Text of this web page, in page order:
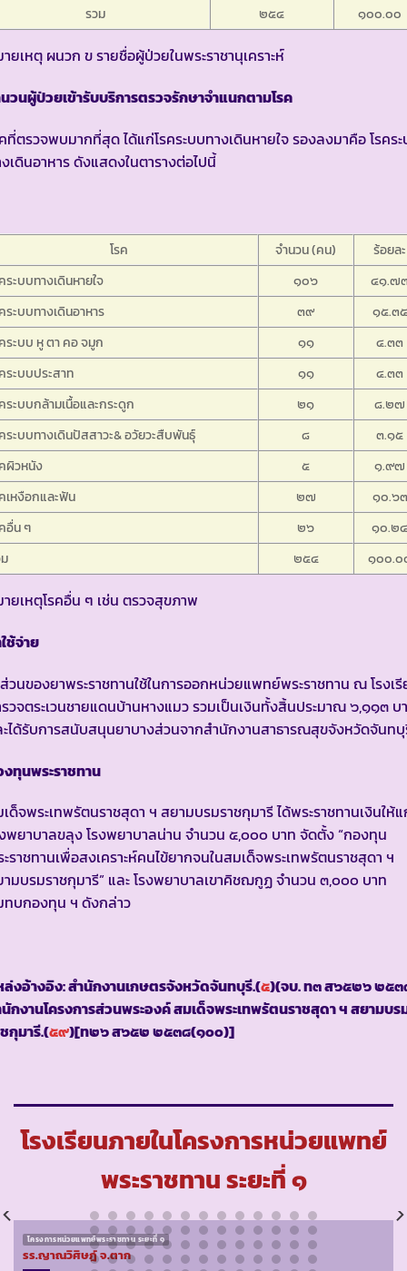
รวม ๒๕๔ ๑๐๐.๐๐
ยเหตุ ผนวก ข รายชื่อผู้ป่วยในพระราชานุเคราะห์
วนผู้ป่วยเข้ารับบริการตรวจรักษาจำแนกตามโรค
ที่ตรวจพบมากที่สุด ได้แก่โรคระบบทางเดินหายใจ รองลงมาคือ โรคร
เดินอาหาร ดังแสดงในตารางต่อไปนี้
โรค จำนวน (คน)
ร้อยละ
ระบบทางเดินหายใจ
๑๐๖
๔๑.๗
ระบบทางเดินอาหาร
๓๙
๑๕.๓๕
ระบบ หู ตา คอ จมูก
๑๑
๔.๓๓
ระบบประสาท
๑๑
๔.๓๓
ระบบกล้ามเนื้อและกระดูก
๒๑
๘.๒๗
ระบบทางเดินปัสสาวะ& อวัยวะสืบพันธุ์
๘
๓.๑๕
ผิวหนัง
๕
๑.๙๗
เหงือกและฟัน
๒๗
๑๐.๖๓
อื่น ๆ
๒๖
๑๐.๒
๒๕๔ ๑๐๐.๐
ยเหตุโรคอื่น ๆ เช่น ตรวจสุขภาพ
ช้จ่าย
วนของยาพระราชทานใช้ในการออกหน่วยแพทย์พระราชทาน ณ โรงเ
วจตระเวนชายแดนบ้านหางแมว รวมเป็นเงินทั้งสิ้นประมาณ ๖,๑๑๓ บ
ได้รับการสนับสนุนยาบางส่วนจากสำนักงานสาธารณสุขจังหวัดจันท
ทุนพระราชทาน
ด็จพระเทพรัตนราชสุดา ฯ สยามบรมราชกุมารี ได้พระราชทานเงินให้
พยาบาลขลุง โรงพยาบาลน่าน จำนวน ๕,๐๐๐ บาท จัดตั้ง “กองทุน
ราชทานเพื่อสงเคราะห์คนไข้ยากจนในสมเด็จพระเทพรัตนราชสุดา ฯ
มบรมราชกุมารี” และ โรงพยาบาลเขาคิชฌกูฏ จำนวน ๓,๐๐๐ บาท
บกองทุน ฯ ดังกล่าว
งอ้างอิง: สำนักงานเกษตรจังหวัดจันทบุรี.(๕)(จบ. ท๓ ส๖๕๒๖ ๒๕
กงานโครงการส่วนพระองค์ สมเด็จพระเทพรัตนราชสุดา ฯ สยามบร
กุมารี.(๕๙)[ท๒๖ ส๖๕๒ ๒๕๓๘(๑๐๐)]
โรงเรียนภายในโครงการหน่วยแพทย์
พระราชทาน ระยะที่ ๑
โครงการหน่วยแพทย์พระราชทาน ระยะที่ ๑
รร.ญาณวิศิษฎ์ จ.ตาก